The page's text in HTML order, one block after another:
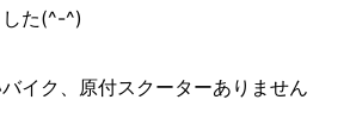
た(^-^)
イク、原付スクーターありません